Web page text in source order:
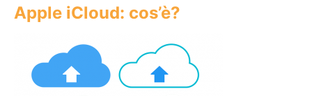
Apple iCloud: cos’è?